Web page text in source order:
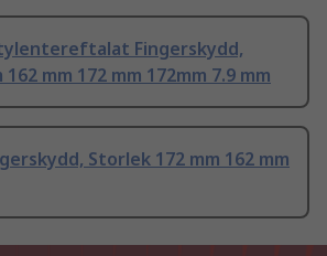
Fingerskydd,
mm 172 mm 172mm 7.9 mm
Storlek 172 mm 162 mm